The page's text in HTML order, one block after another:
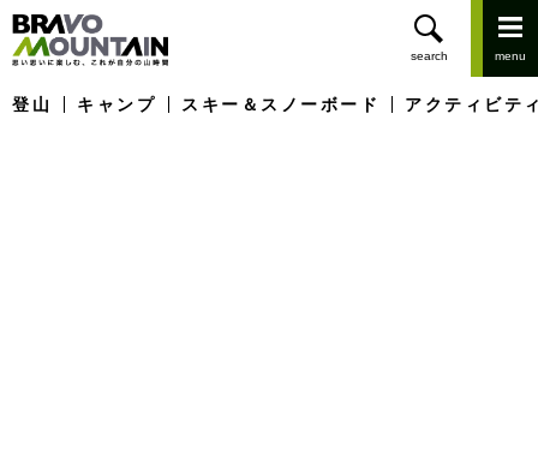
登山 キャンプ スキー＆スノーボード アクティビテ